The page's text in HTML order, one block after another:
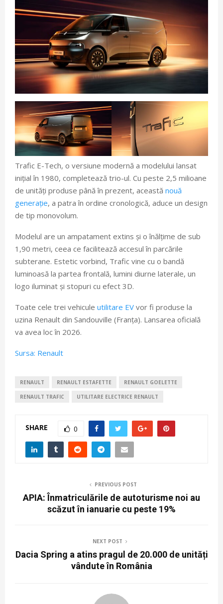
Trafic E-Tech, o versiune modernă a modelului lansat
inițial în 1980, completează trio-ul. Cu peste 2,5 milioane
de unități produse până în prezent, această nouă
generație, a patra în ordine cronologică, aduce un design
de tip monovolum.
Modelul are un ampatament extins și o înălțime de sub
1,90 metri, ceea ce facilitează accesul în parcările
subterane. Estetic vorbind, Trafic vine cu o bandă
luminoasă la partea frontală, lumini diurne laterale, un
logo iluminat și stopuri cu efect 3D.
Toate cele trei vehicule utilitare EV vor fi produse la
uzina Renault din Sandouville (Franța). Lansarea oficială
va avea loc în 2026.
Sursa: Renault
RENAULT RENAULT ESTAFETTE RENAULT GOELETTE
RENAULT TRAFIC UTILITARE ELECTRICE RENAULT
SHARE 0
PREVIOUS POST
APIA: Înmatriculările de autoturisme noi au
scăzut în ianuarie cu peste 19%
NEXT POST
Dacia Spring a atins pragul de 20.000 de unități
vândute în România